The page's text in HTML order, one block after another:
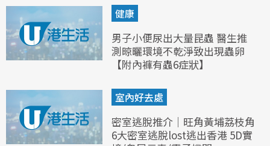
健康
男子小便尿出大量昆蟲 醫生推
測晾曬環境不乾淨致出現蟲卵
【附內褲有蟲6症狀】
室內好去處
密室逃脫推介｜旺角黃埔荔枝角
6大密室逃脫lost逃出香港 5D實